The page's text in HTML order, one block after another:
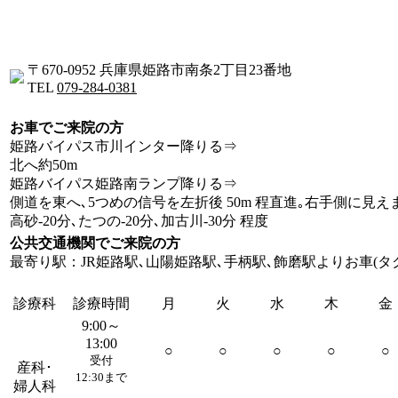
〒670-0952 兵庫県姫路市南条2丁目23番地
TEL 079-284-0381
お車でご来院の方
姫路バイパス市川インター降りる⇒
北へ約50m
姫路バイパス姫路南ランプ降りる⇒
側道を東へ､5つめの信号を左折後 50m 程直進｡右手側に見え
高砂-20分､たつの-20分､加古川-30分 程度
公共交通機関でご来院の方
最寄り駅：JR姫路駅､山陽姫路駅､手柄駅､飾磨駅よりお車(タ
診療科 診療時間 月 火 水 木 金
産科･
婦人科
9:00～
13:00
受付
12:30まで
○ ○ ○ ○ ○